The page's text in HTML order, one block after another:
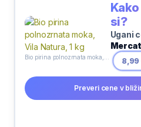
si?
Ugani
8,99
Preveri cene v